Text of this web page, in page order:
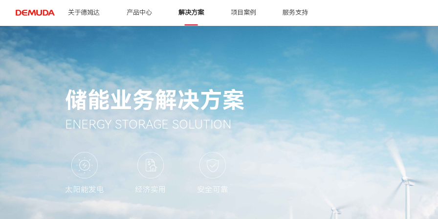
关于德姆达 产品中心 解决方案 项目案例 服务支持
储能业务解决方案
ENERGY STORAGE SOLUTION
太阳能发电 经济实用 安全可靠